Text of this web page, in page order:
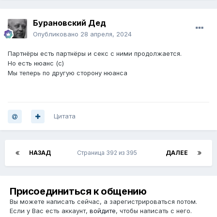
Бурановский Дед
Опубликовано 28 апреля, 2024
Партнёры есть партнёры и секс с ними продолжается.
Но есть нюанс (с)
Мы теперь по другую сторону нюанса
Цитата
НАЗАД ДАЛЕЕ
Страница 392 из 395
Присоединиться к общению
Вы можете написать сейчас, а зарегистрироваться потом.
Если у Вас есть аккаунт, войдите, чтобы написать с него.